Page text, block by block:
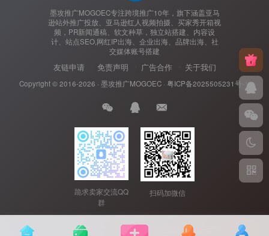
墨攻推广MOGOEC专注跨境推广10年，旗下涵盖亚马
逊站外推广投放、亚马逊红人视频拍摄、买家秀开箱视
频，PR新闻通稿、软文种草，独立站搭建、内容设
计、站点SEO,网红IP出海、企业出海、品牌出海、社
交媒体账号搭建
友链申请 免责声明 广告合作 关于我们
Copyright © 2016-2026 · 墨攻推广MOGOEC· 粤ICP备2025505231号-1.
跪求卖家交流QQ
群
扫码加微信